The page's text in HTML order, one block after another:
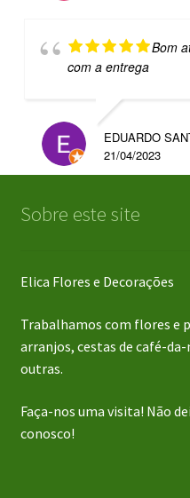
Bom
com a entrega
EDUARDO
21/04/2023
Sobre este site
Elica Flores e Decorações
Trabalhamos com flores e
arranjos, cestas de café-
outras.
Faça-nos uma visita! Não
conosco!